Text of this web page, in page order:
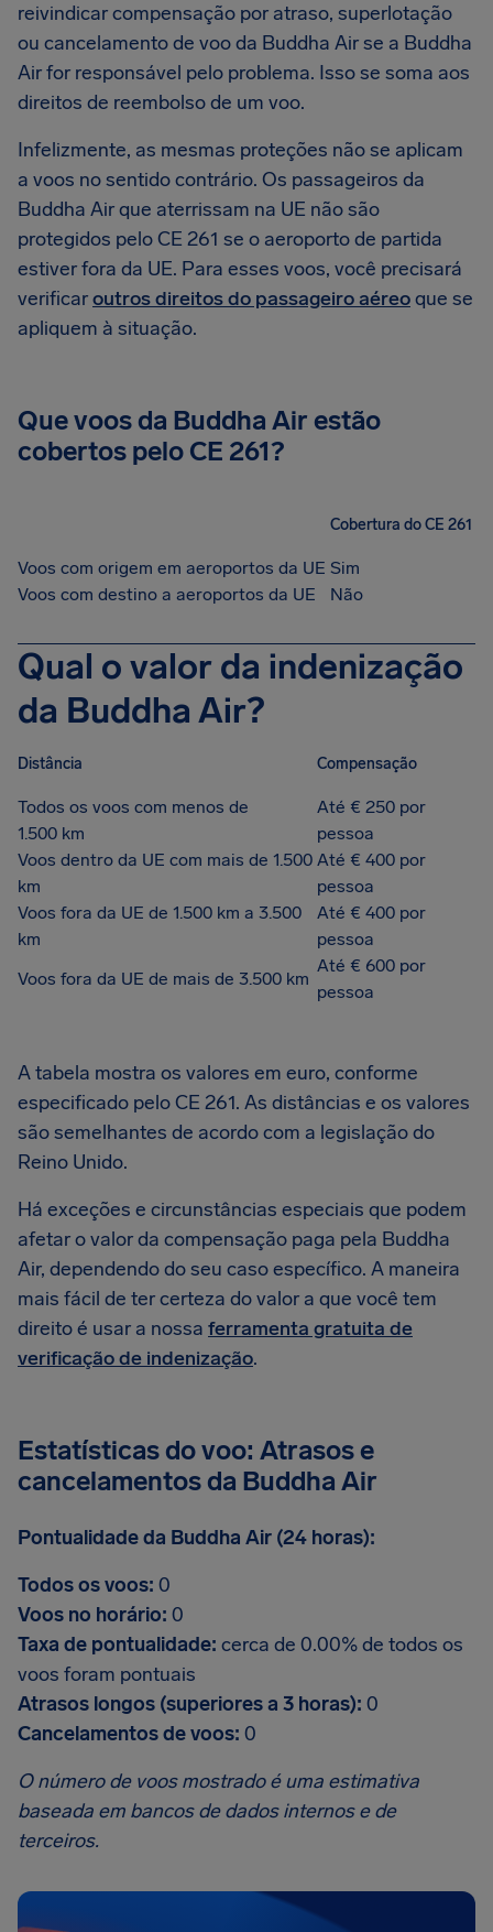
reivindicar compensação por atraso, superlotação
ou cancelamento de voo da Buddha Air se a Buddha
Air for responsável pelo problema. Isso se soma aos
direitos de reembolso de um voo.
Infelizmente, as mesmas proteções não se aplicam
a voos no sentido contrário. Os passageiros da
Buddha Air que aterrissam na UE não são
protegidos pelo CE 261 se o aeroporto de partida
estiver fora da UE. Para esses voos, você precisará
verificaroutros direitos do passageiro aéreoque se
apliquem à situação.
Que voos da Buddha Air estão
cobertos pelo CE 261?
Cobertura do CE 261
Voos com origem em aeroportos da UE Sim
Voos com destino a aeroportos da UE
Não
Qual o valor da indenização
da Buddha Air?
Distância Compensação
Todos os voos com menos de
1.500 km
Até € 250 por
pessoa
Voos dentro da UE com mais de 1.500
km
Até € 400 por
pessoa
Voos fora da UE de 1.500 km a 3.500
km
Até € 400 por
pessoa
Voos fora da UE de mais de 3.500 km
Até € 600 por
pessoa
A tabela mostra os valores em euro, conforme
especificado pelo CE 261. As distâncias e os valores
são semelhantes de acordo com a legislação do
Reino Unido.
Há exceções e circunstâncias especiais que podem
afetar o valor da compensação paga pela Buddha
Air, dependendo do seu caso específico. A maneira
mais fácil de ter certeza do valor a que você tem
direito é usar a nossa ferramenta gratuita de
verificação de indenização.
Estatísticas do voo: Atrasos e
cancelamentos da Buddha Air
Pontualidade da Buddha Air (24 horas):
Todos os voos: 0
Voos no horário: 0
Taxa de pontualidade: cerca de 0.00% de todos os
voos foram pontuais
Atrasos longos (superiores a 3 horas): 0
Cancelamentos de voos: 0
O número de voos mostrado é uma estimativa
baseada em bancos de dados internos e de
terceiros.